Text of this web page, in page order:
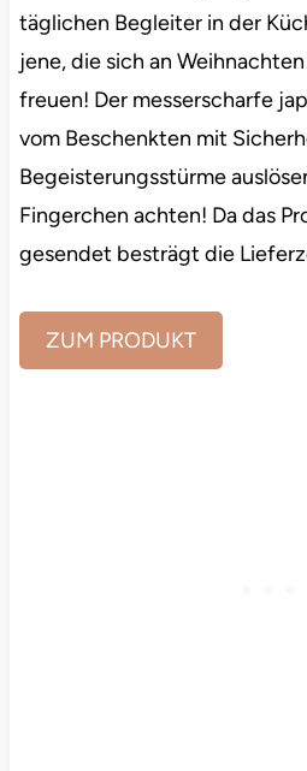
täglichen Begleiter in der
jene, die sich an
freuen! Der messerscharfe
vom Beschenkten mit
Begeisterungsstürme
Fingerchen achten! Da das
gesendet besträgt die
ZUM PRODUKT